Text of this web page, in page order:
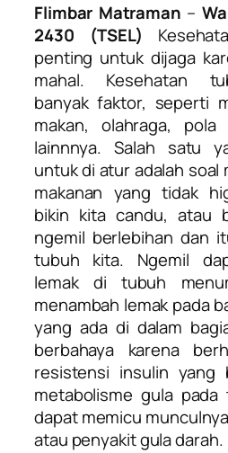
Flimbar Matraman –
2430 (TSEL)
penting untuk dijaga
mahal. Kesehatan
banyak faktor, seperti
makan, olahraga,
lainnnya. Salah satu
untuk di atur adalah soal
makanan yang tidak
bikin kita candu, atau
ngemil berlebihan dan
tubuh kita. Ngemil
lemak di tubuh
menambah lemak pada
yang ada di dalam
berbahaya karena
resistensi insulin yang
metabolisme gula
dapat memicu
atau penyakit gula darah.